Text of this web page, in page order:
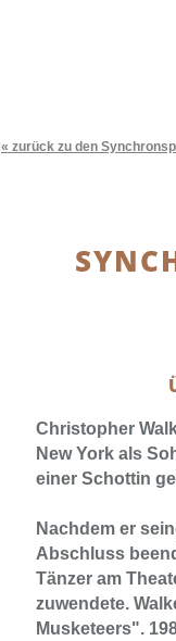
« zurück zu den
Christopher
New York als
einer Schottin
Nachdem er
Abschluss
Tänzer am
zuwendete.
Musketeers".